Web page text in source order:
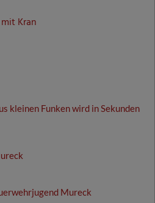
Kran
kleinen Funken wird in Sekunden
Mureck